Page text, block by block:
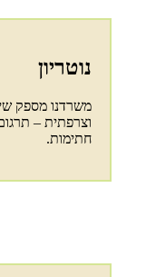
נוטריון
משרדנו מספק
וצרפתית –
חתימות.